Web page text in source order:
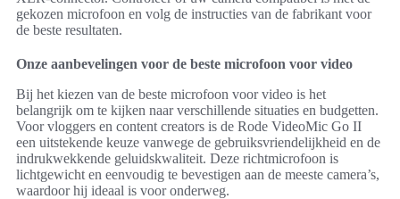
gekozen microfoon en volg de instructies van de fabrikant voor
de beste resultaten.
Onze aanbevelingen voor de beste microfoon voor video
Bij het kiezen van de beste microfoon voor video is het
belangrijk om te kijken naar verschillende situaties en budgetten.
Voor vloggers en content creators is de Rode VideoMic Go II
een uitstekende keuze vanwege de gebruiksvriendelijkheid en de
indrukwekkende geluidskwaliteit. Deze richtmicrofoon is
lichtgewicht en eenvoudig te bevestigen aan de meeste camera’s,
waardoor hij ideaal is voor onderweg.